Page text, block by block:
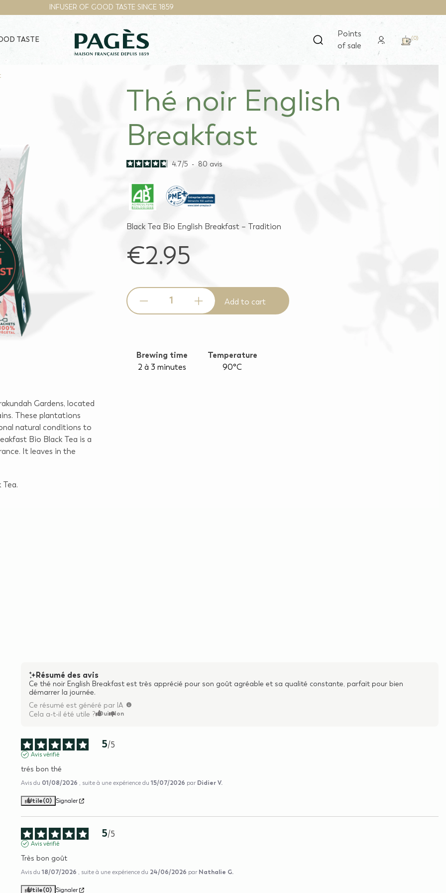
INFUSER OF GOOD TASTE SINCE 1859
TASTE
Points
of sale
(0)
Gardens, located
These plantations
natural conditions to
Bio Black Tea is a
It leaves in the
Thé noir English
Breakfast
4.7/5 - 80 avis
Black Tea Bio English Breakfast – Tradition
€2.95
Quantity
Add to cart
Brewing time
2 à 3 minutes
Temperature
90°C
Résumé des avis
Ce thé noir English Breakfast est très apprécié pour son goût agréable et sa qualité constante, parfait pour bien
démarrer la journée.
Ce résumé est généré par IA
Cela a-t-il été utile ? Oui Non
5/5
Avis vérifié
trés bon thé
Avis du 01/08/2026 , suite à une expérience du15/07/2026 par Didier V.
Utile(0) Signaler
5/5
Avis vérifié
Très bon goût
Avis du18/07/2026 , suite à une expérience du 24/06/2026 par Nathalie G.
Utile(0) Signaler